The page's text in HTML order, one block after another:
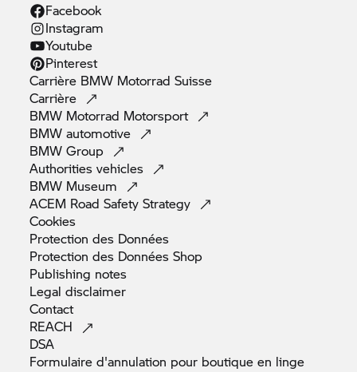
Facebook
Instagram
Youtube
Pinterest
Carrière BMW Motorrad Suisse
Carrière
BMW Motorrad Motorsport
BMWautomotive
BMWGroup
Authoritiesvehicles
BMW Museum
ACEM Road SafetyStrategy
Cookies
Protection des Données
Protection des DonnéesShop
Publishing notes
Legaldisclaimer
Contact
REACH
DSA
Formulaire d'annulation pour boutique en linge